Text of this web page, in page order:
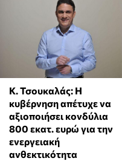
Κ. Τσουκαλάς: Η
κυβέρνηση απέτυχε να
αξιοποιήσει κονδύλια
800 εκατ. ευρώ για την
ενεργειακή
ανθεκτικότητα